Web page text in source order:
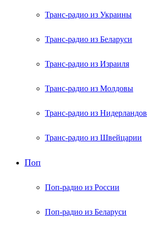
Транс-радио из Украины
Транс-радио из Беларуси
Транс-радио из Израиля
Транс-радио из Молдовы
Транс-радио из Нидерландов
Транс-радио из Швейцарии
Поп
Поп-радио из России
Поп-радио из Беларуси